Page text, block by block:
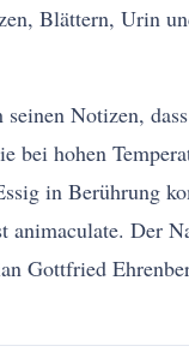
Blättern, Urin
Notizen,
bei hohen
in Berührung
animaculate. Der
Gottfried